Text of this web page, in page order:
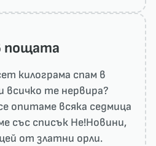
пощата
килограма спам в
те нервира?
опитаме всяка седмица
със списък He!Новини,
от златни орли.